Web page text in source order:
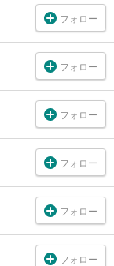
フォロー
フォロー
フォロー
フォロー
フォロー
フォロー